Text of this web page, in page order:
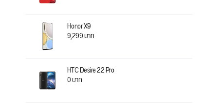
Honor X9
9,299 บาท
HTC Desire 22 Pro
0 บาท